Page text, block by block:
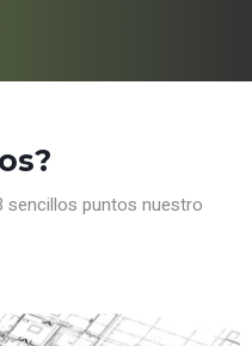
sencillos puntos nuestro